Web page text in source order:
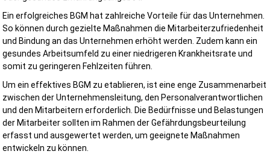
Unternehmer mit einer praxisnahen und kompetenten SiGeKo-
in Schleswig-Holstein und der Region.
Jetzt Beratung anfragen und Ihr sicheres Bauprojekt umsetzen
Was ist ein SiGeKo?
Der Sicherheits- und Gesundheitsschutzkoordinator (SiGeKo)
übernimmt die Koordination aller Maßnahmen des Arbeits- und
Gesundheitsschutzes auf Baustellen, auf denen mehrere
tätig werden.
Ein erfolgreiches BGM hat zahlreiche Vorteile für das Unternehmen.
So können durch gezielte Maßnahmen die Mitarbeiterzufriedenheit
und Bindung an das Unternehmen erhöht werden. Zudem kann ein
gesundes Arbeitsumfeld zu einer niedrigeren Krankheitsrate und
somit zu geringeren Fehlzeiten führen.
Um ein effektives BGM zu etablieren, ist eine enge Zusammenarbeit
zwischen der Unternehmensleitung, den Personalverantwortlichen
und den Mitarbeitern erforderlich. Die Bedürfnisse und Belastungen
der Mitarbeiter sollten im Rahmen der Gefährdungsbeurteilung
erfasst und ausgewertet werden, um geeignete Maßnahmen
entwickeln zu können.